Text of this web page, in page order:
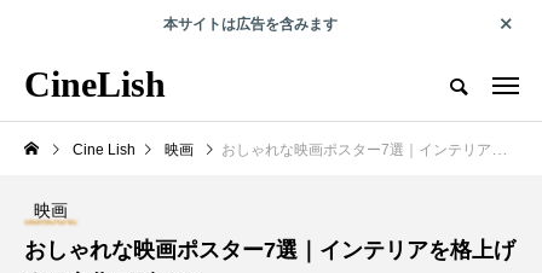
RECOMMEND
俳優コラム 海外旅行
本サイトは広告を含みます
CineLish
Cine Lish 映画 おしゃれな映画ポスター7選｜インテリアを格上げする名作デザイン
映画
おしゃれな映画ポスター7選｜インテリアを格上げ